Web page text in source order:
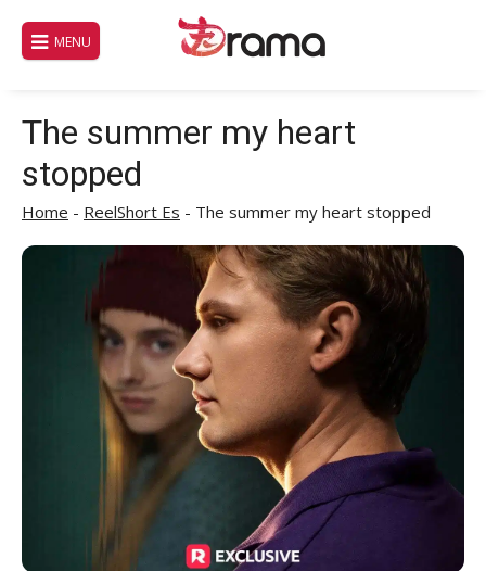
contenido
MENU
The summer my heart
stopped
Home - ReelShort Es - The summer my heart stopped